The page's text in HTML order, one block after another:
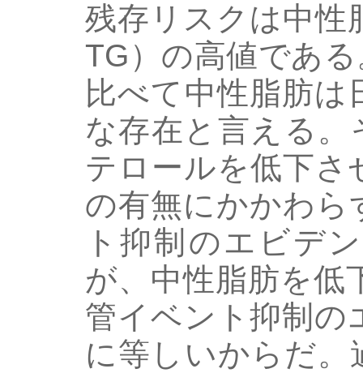
残存リスクは中性
TG）の高値であ
比べて中性脂肪
な存在と言える
テロールを低下さ
の有無にかかわら
ト抑制のエビデ
が、中性脂肪を低
管イベント抑制の
に等しいからだ。